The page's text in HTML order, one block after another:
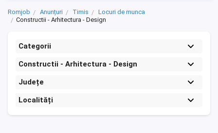
Romjob Anunțuri Timis
Locuri de munca
Constructii - Arhitectura - Design
Categorii
Constructii - Arhitectura - Design
Județe
Localități